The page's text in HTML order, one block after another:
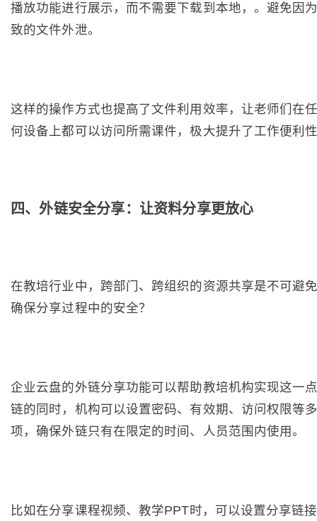
播放功能进行展示，而不需要下载到本地，。避免因
致的文件外泄。
这样的操作方式也提高了文件利用效率，让老师们在
何设备上都可以访问所需课件，极大提升了工作便利
四、外链安全分享：让资料分享更放心
在教培行业中，跨部门、跨组织的资源共享是不可避
确保分享过程中的安全？
企业云盘的外链分享功能可以帮助教培机构实现这一
链的同时，机构可以设置密码、有效期、访问权限等
项，确保外链只有在限定的时间、人员范围内使用。
比如在分享课程视频、教学PPT时，可以设置分享链